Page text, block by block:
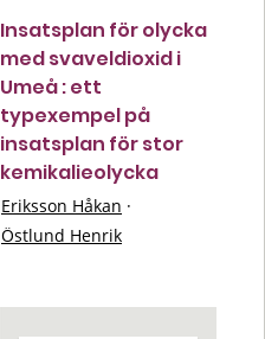
Insatsplan för olycka
med svaveldioxid i
Umeå : ett
typexempel på
insatsplan för stor
kemikalieolycka
Eriksson Håkan ·
Östlund Henrik